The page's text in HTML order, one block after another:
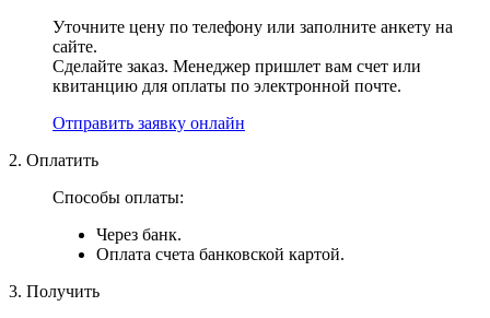
Уточните цену по телефону или заполните анкету на
сайте.
Сделайте заказ. Менеджер пришлет вам счет или
квитанцию для оплаты по электронной почте.
Отправить заявку онлайн
2. Оплатить
Способы оплаты:
Через банк.
Оплата счета банковской картой.
3. Получить